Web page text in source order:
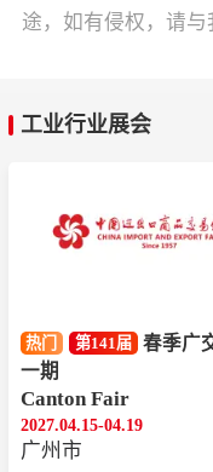
途，如有侵权，请与
工业行业展会
热门 第141届
春季广
一期
Canton Fair
2027.04.15-04.19
广州市